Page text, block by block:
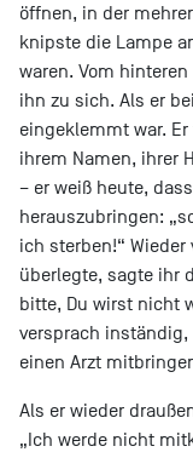
öffnen, in der
knipste die Lampe
waren. Vom
ihn zu sich. Als er
eingeklemmt war.
ihrem Namen, ihrer
– er weiß heute,
herauszubringen:
ich sterben!“
überlegte, sagte ihr
bitte, Du wirst nicht
versprach
einen Arzt
Als er wieder
„Ich werde nicht